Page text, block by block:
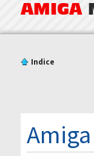
AMIGA
Indice